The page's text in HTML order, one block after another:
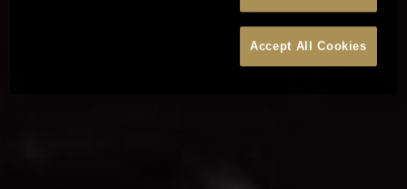
Accept All Cookies